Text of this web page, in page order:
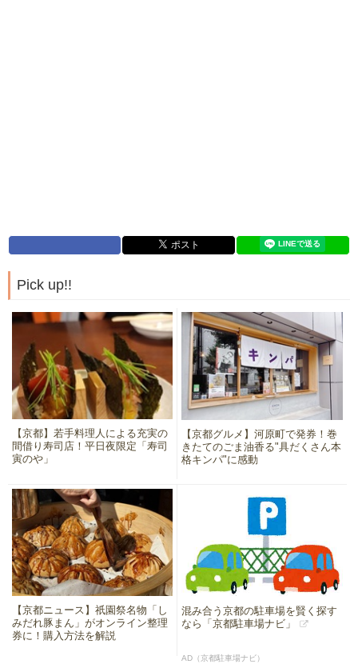
Pick up!!
【京都】若手料理人による充実の
間借り寿司店！平日夜限定「寿司
寅のや」
【京都グルメ】河原町で発券！巻
きたてのごま油香る"具だくさん本
格キンパ"に感動
【京都ニュース】祇園祭名物「し
みだれ豚まん」がオンライン整理
券に！購入方法を解説
混み合う京都の駐車場を賢く探す
なら「京都駐車場ナビ」
AD（京都駐車場ナビ）